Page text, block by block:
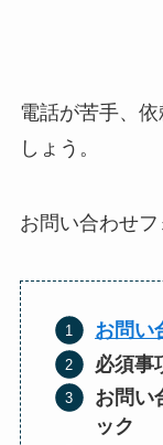
電話が苦手、
しょう。
お問い合わせフ
お問い
必須事
お問い
ック